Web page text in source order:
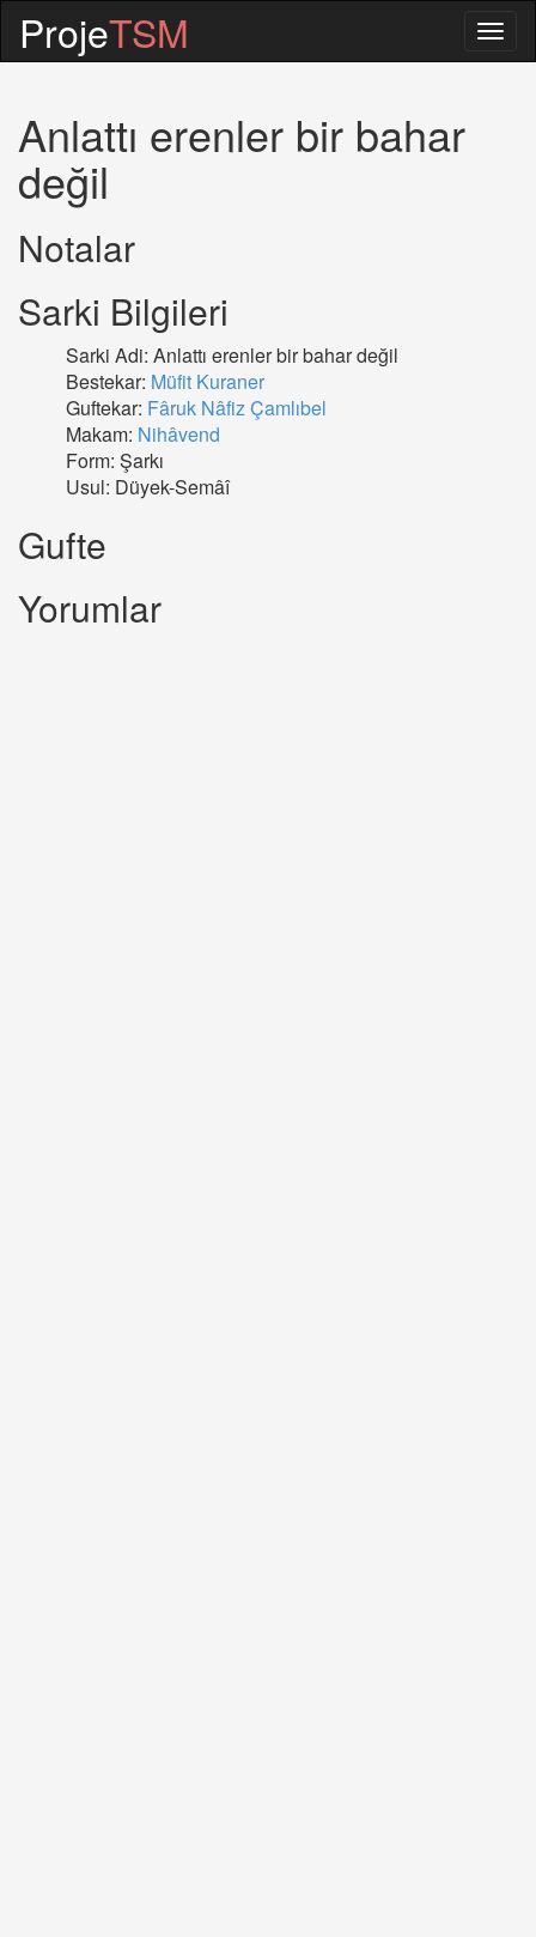
ProjeTSM
Anlattı erenler bir bahar
değil
Notalar
Sarki Bilgileri
Sarki Adi: Anlattı erenler bir bahar değil
Bestekar: Müfit Kuraner
Guftekar: Fâruk Nâfiz Çamlıbel
Makam: Nihâvend
Form: Şarkı
Usul: Düyek-Semâî
Gufte
Yorumlar